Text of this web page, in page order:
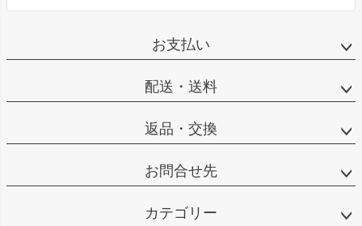
お支払い
配送・送料
返品・交換
お問合せ先
カテゴリー